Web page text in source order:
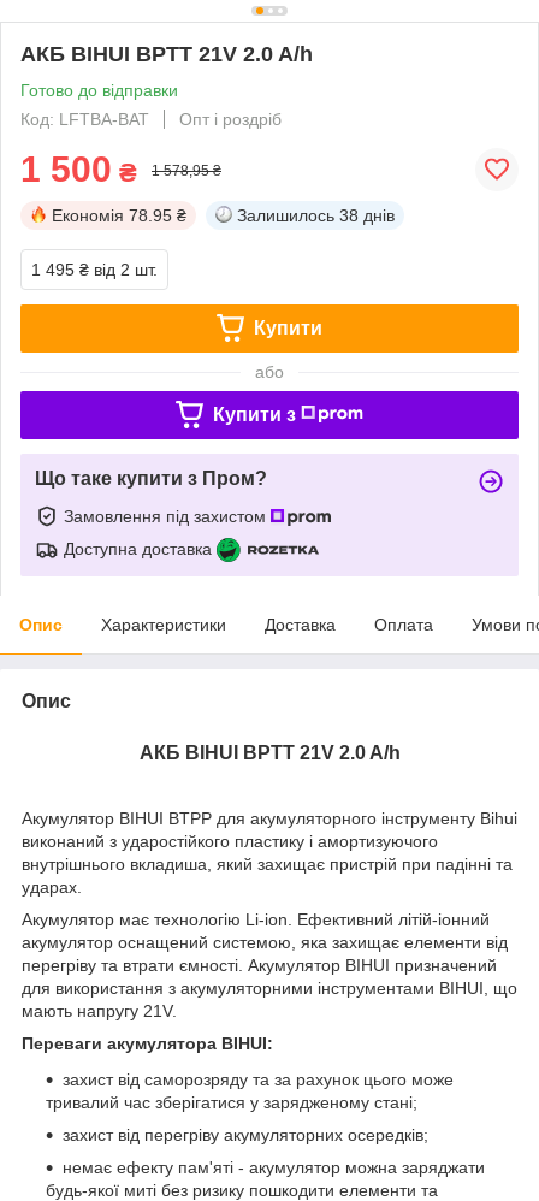
АКБ BIHUI BPTT 21V 2.0 A/h
Готово до відправки
Код: LFTBA-BAT
Опт і роздріб
1 500 ₴ 1 578,95 ₴
Економія 78.95 ₴ Залишилось 38 днів
1 495 ₴ від 2 шт.
Купити
або
Купити з
Що таке купити з Пром?
Замовлення під захистом
Доступна доставка
Опис Характеристики Доставка Оплата Умови
Опис
АКБ BIHUI BPTT 21V 2.0 A/h
Акумулятор BIHUI BTPP для акумуляторного інструменту Bihui
виконаний з ударостійкого пластику і амортизуючого
внутрішнього вкладиша, який захищає пристрій при падінні та
ударах.
Акумулятор має технологію Li-ion. Ефективний літій-іонний
акумулятор оснащений системою, яка захищає елементи від
перегріву та втрати ємності. Акумулятор BIHUI призначений
для використання з акумуляторними інструментами BIHUI, що
мають напругу 21V.
Переваги акумулятора BIHUI:
захист від саморозряду та за рахунок цього може
тривалий час зберігатися у зарядженому стані;
захист від перегріву акумуляторних осередків;
немає ефекту пам'яті - акумулятор можна заряджати
будь-якої миті без ризику пошкодити елементи та